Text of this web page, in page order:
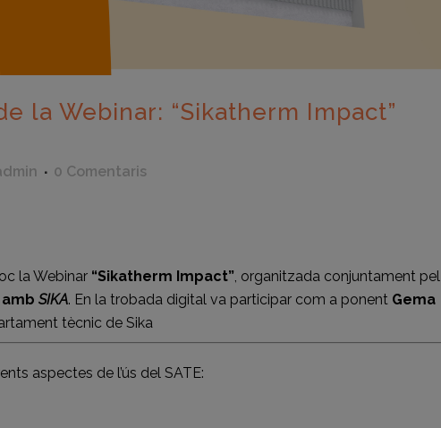
la Webinar: “Sikatherm Impact”
0 Comentaris
la Webinar “Sikatherm Impact”, organitzada conjuntament pel
amb SIKA. En la trobada digital va participar com a ponent Gema
tècnic de Sika
aspectes de l’ús del SATE: